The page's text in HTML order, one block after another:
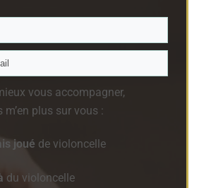
vous accompagner,
m’en plus sur vous :
joué de violoncelle
du violoncelle